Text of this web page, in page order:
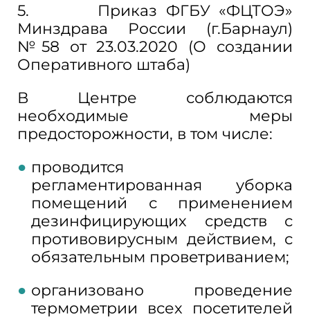
5. Приказ ФГБУ «ФЦТОЭ»
Минздрава России (г.Барнаул)
№58 от 23.03.2020 (О создании
Оперативного штаба)
В Центре соблюдаются
необходимые меры
предосторожности, в том числе:
проводится
регламентированная уборка
помещений с применением
дезинфицирующих средств с
противовирусным действием, с
обязательным проветриванием;
организовано проведение
термометрии всех посетителей